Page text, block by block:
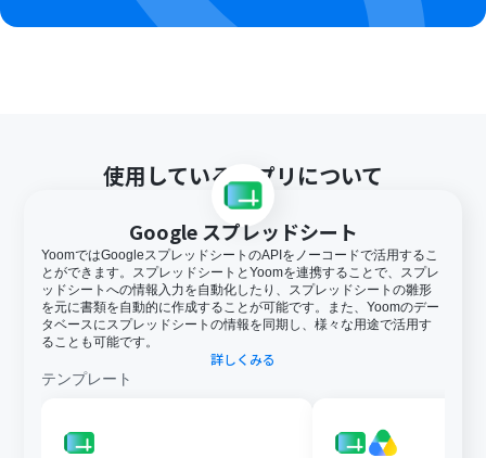
使用しているアプリについて
Google スプレッドシート
YoomではGoogleスプレッドシートのAPIをノーコードで活用するこ
とができます。スプレッドシートとYoomを連携することで、スプレ
ッドシートへの情報入力を自動化したり、スプレッドシートの雛形
を元に書類を自動的に作成することが可能です。また、Yoomのデー
タベースにスプレッドシートの情報を同期し、様々な用途で活用す
ることも可能です。
詳しくみる
テンプレート